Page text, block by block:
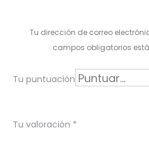
c
o
Tu dirección de correo
campos obligatorios
Tu puntuación
Tu valoración *